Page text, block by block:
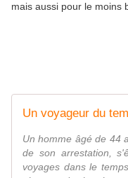
mais aussi pour le moins
Un voyageur du
Un homme âgé de 44
de son arrestation,
voyages dans le